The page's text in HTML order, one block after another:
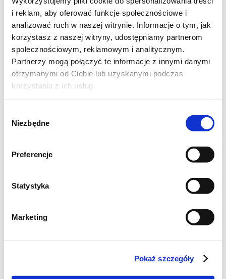
i reklam, aby oferować funkcje społecznościowe i
analizować ruch w naszej witrynie. Informacje o tym, jak
korzystasz z naszej witryny, udostępniamy partnerom
społecznościowym, reklamowym i analitycznym.
Partnerzy mogą połączyć te informacje z innymi danymi
otrzymanymi od Ciebie lub uzyskanymi podczas
korzystania z ich usług.
zgody
Niezbędne
Preferencje
Statystyka
Marketing
Pokaż szczegóły
Jak zrobić białą kiełbasę
zapiekaną w piwie?
Białe cebule kroję w piórka, a boczek w
kostkę. Na patelni rozgrzewam olej Kujawski
3 ziarna – dodaję na rozgrzany olej pokroną
cebulę, boczek i białą kiełbasę. Smażę, aż
kiełbasa lekko się zarumieni, cebula się